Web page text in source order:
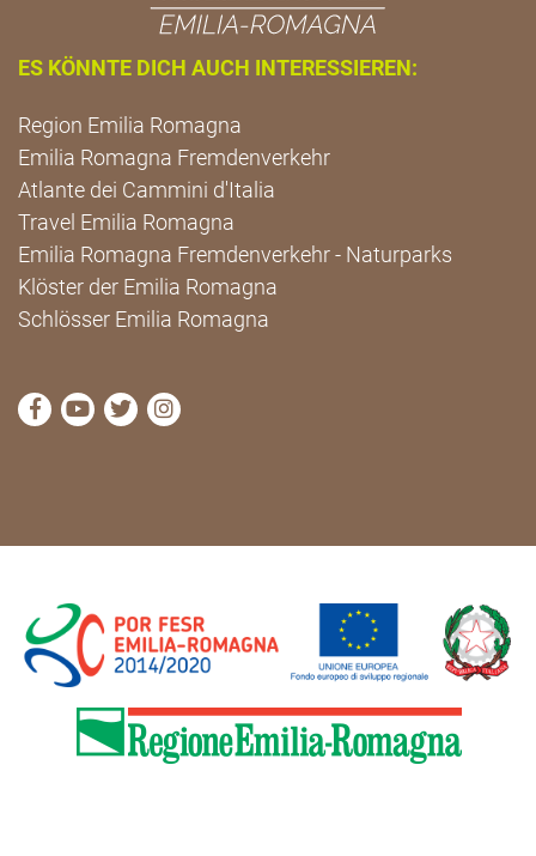
ES KÖNNTE DICH AUCH INTERESSIEREN:
Region Emilia Romagna
Emilia Romagna Fremdenverkehr
Atlante dei Cammini d'Italia
Travel Emilia Romagna
Emilia Romagna Fremdenverkehr - Naturparks
Klöster der Emilia Romagna
Schlösser Emilia Romagna
die Seite Facebook von Cammini Emilia-Romagna
die Seite YouTube von Cammini Emilia-
die Seite Twitter von Cammini Emilia-
die Seite Instagram von Cammini